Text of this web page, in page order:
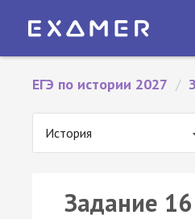
ЕГЭ по истории 2027 /
История
Задание